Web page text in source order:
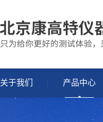
关于我们 产品中心